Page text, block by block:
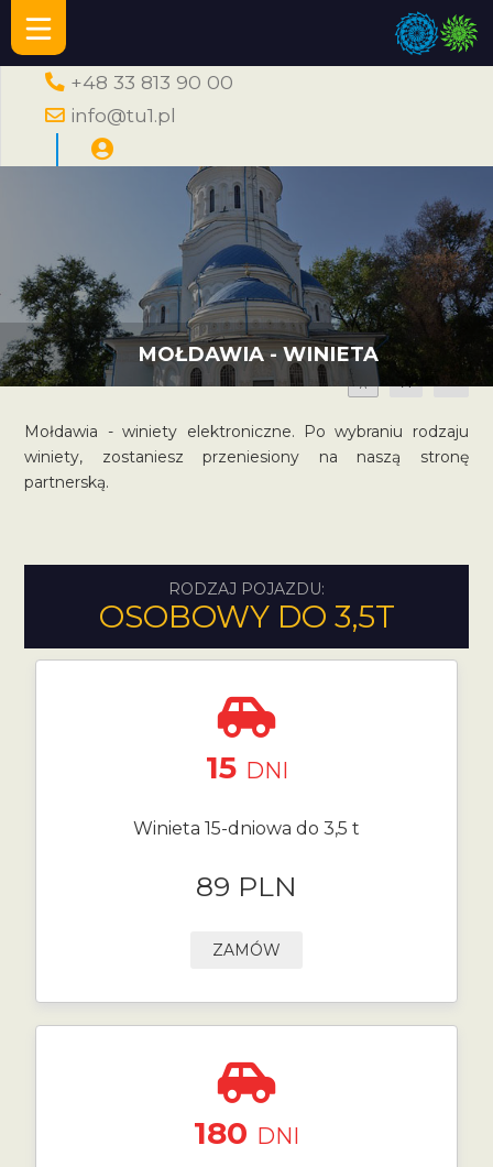
+48 33 813 90 00
info@tu1.pl
MOŁDAWIA - WINIETA
A A
Mołdawia - winiety elektroniczne. Po wybraniu rodzaju
winiety, zostaniesz przeniesiony na naszą stronę
partnerską.
RODZAJ POJAZDU:
OSOBOWY DO 3,5T
15 DNI
Winieta 15-dniowa do 3,5 t
89 PLN
ZAMÓW
180 DNI